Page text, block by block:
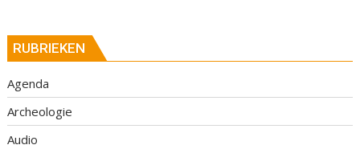
RUBRIEKEN
Agenda
Archeologie
Audio